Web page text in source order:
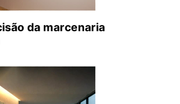
da marcenaria